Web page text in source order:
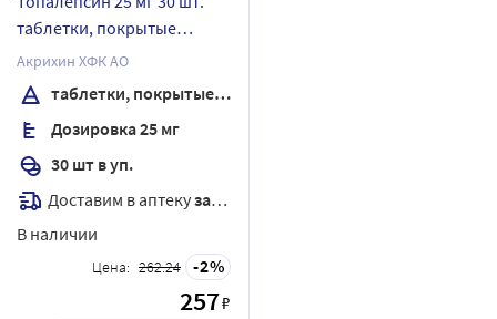
таблетки, покрытые
пленочной оболочкой
Акрихин ХФК АО
таблетки, покрытые пленочной оболочкой
Дозировка 25 мг
30 шт в уп.
Доставим в аптекузавтра
В наличии
Цена: 262.24 2
257₽